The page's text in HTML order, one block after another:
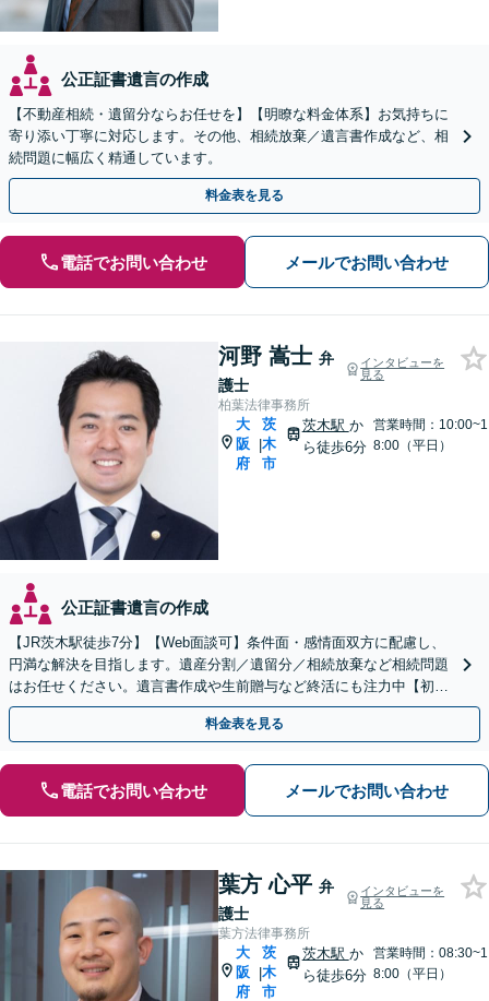
公正証書遺言の作成
【不動産相続・遺留分ならお任せを】【明瞭な料金体系】お気持ちに
寄り添い丁寧に対応します。その他、相続放棄／遺言書作成など、相
続問題に幅広く精通しています。
料金表を見る
電話でお問い合わせ メールでお問い合わせ
河野 嵩士 弁
護士
インタビューを
見る
柏葉法律事務所
大
阪
府
|
茨
木
市
茨木駅 か
ら徒歩6分
営業時間：10:00~1
8:00（平日）
公正証書遺言の作成
【JR茨木駅徒歩7分】【Web面談可】条件面・感情面双方に配慮し、
円満な解決を目指します。遺産分割／遺留分／相続放棄など相続問題
はお任せください。遺言書作成や生前贈与など終活にも注力中【初回
相談無料】負債や土地・建物が含まれる相続にも対応
料金表を見る
電話でお問い合わせ メールでお問い合わせ
葉方 心平 弁
護士
インタビューを
見る
葉方法律事務所
大
阪
府
|
茨
木
市
茨木駅 か
ら徒歩6分
営業時間：08:30~1
8:00（平日）